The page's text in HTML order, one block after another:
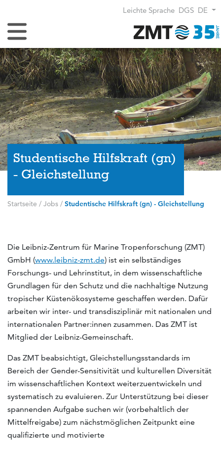
Leichte Sprache DGS DE
Navigation umschalten
Studentische Hilfskraft (gn)
- Gleichstellung
Startseite / Jobs / Studentische Hilfskraft (gn) - Gleichstellung
Die Leibniz-Zentrum für Marine Tropenforschung (ZMT)
GmbH (www.leibniz-zmt.de) ist ein selbständiges
Forschungs- und Lehrinstitut, in dem wissenschaftliche
Grundlagen für den Schutz und die nachhaltige Nutzung
tropischer Küstenökosysteme geschaffen werden. Dafür
arbeiten wir inter- und transdisziplinär mit nationalen und
internationalen Partner:innen zusammen. Das ZMT ist
Mitglied der Leibniz-Gemeinschaft.
Das ZMT beabsichtigt, Gleichstellungsstandards im
Bereich der Gender-Sensitivität und kulturellen Diversität
im wissenschaftlichen Kontext weiterzuentwickeln und
systematisch zu evaluieren. Zur Unterstützung bei dieser
spannenden Aufgabe suchen wir (vorbehaltlich der
Mittelfreigabe) zum nächstmöglichen Zeitpunkt eine
qualifizierte und motivierte